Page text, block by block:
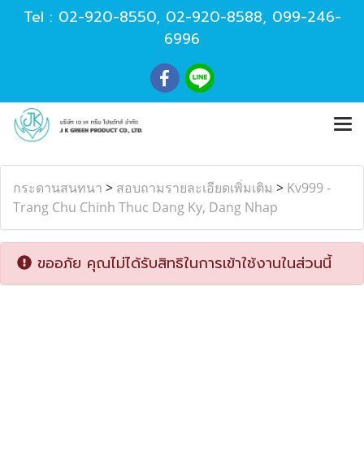
Tel : 02-920-8550, 02-920-8588, 099-246-
6996
กระดานสนทนา > สอบถามรายละเอียดเพิ่มเติม > Kv999 -
Trang Chu Chinh Thuc Dang Ky, Dang Nhap
ขออภัย คุณไม่ได้รับสิทธิในการเข้าใช้งานในส่วนนี้